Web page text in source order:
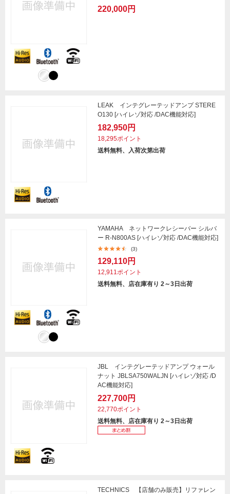
220,000円
LEAK インテグレーテッドアンプ STERE
O130 [ハイレゾ対応 /DAC機能対応]
182,950円
18,295ポイント
送料無料、入荷次第出荷
YAMAHA ネットワークレシーバー シルバ
ー R-N800AS [ハイレゾ対応 /DAC機能対応]
(3)
129,110円
12,911ポイント
送料無料、店在庫有り 2～3日出荷
JBL インテグレーテッドアンプ ウォール
ナット JBLSA750WALJN [ハイレゾ対応 /D
AC機能対応]
227,700円
22,770ポイント
送料無料、店在庫有り 2～3日出荷
TECHNICS 【店舗のみ販売】リファレン